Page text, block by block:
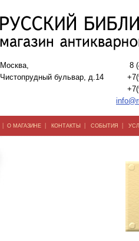
Москва,
Чистопрудный бульвар, д.14
8
| О МАГАЗИНЕ | КОНТАКТЫ | СОБЫТИЯ |